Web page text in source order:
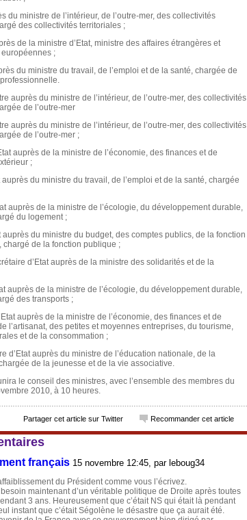
du ministre de l’intérieur, de l’outre-mer, des collectivités
des collectivités territoriales ;
de la ministre d’Etat, ministre des affaires étrangères et
;
du ministre du travail, de l’emploi et de la santé, chargée de
auprès du ministre de l’intérieur, de l’outre-mer, des collectivités
de l’outre-mer
auprès du ministre de l’intérieur, de l’outre-mer, des collectivités
de l’outre-mer ;
auprès de la ministre de l’économie, des finances et de
;
du ministre du travail, de l’emploi et de la santé, chargée
auprès de la ministre de l’écologie, du développement durable,
du logement ;
auprès du ministre du budget, des comptes publics, de la fonction
chargé de la fonction publique ;
d’Etat auprès de la ministre des solidarités et de la
auprès de la ministre de l’écologie, du développement durable,
des transports ;
auprès de la ministre de l’économie, des finances et de
l’artisanat, des petites et moyennes entreprises, du tourisme,
et de la consommation ;
d’Etat auprès du ministre de l’éducation nationale, de la
de la jeunesse et de la vie associative.
le conseil des ministres, avec l’ensemble des membres du
2010, à 10 heures.
Partager cet article sur Twitter Recommander cet article
français 15 novembre 12:45, par leboug34
du Président comme vous l’écrivez.
maintenant d’un véritable politique de Droite après toutes
3 ans. Heureusement que c’était NS qui était là pendant
instant que c’était Ségolène le désastre que ça aurait été.